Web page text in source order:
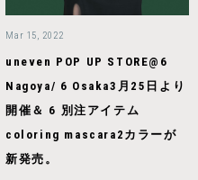
Mar 15, 2022
uneven POP UP STORE@6
Nagoya/ 6 Osaka3月25日より
開催＆ 6 別注アイテム
coloring mascara2カラーが
新発売。